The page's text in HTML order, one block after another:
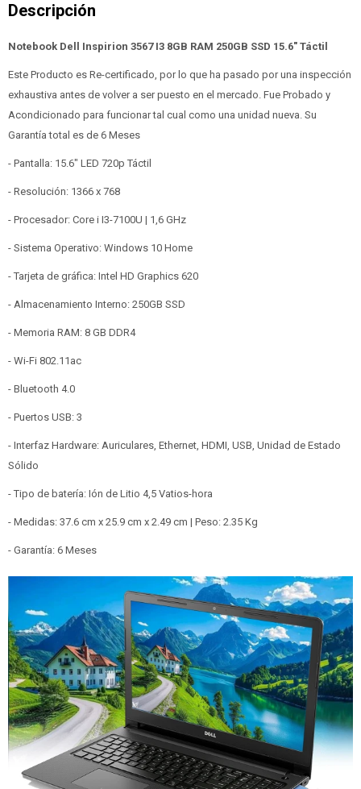
Notebook Dell Inspirion 3567 I3 8GB RAM 250GB SSD 15.6" Táctil
Este Producto es Re-certificado, por lo que ha pasado por una inspección
exhaustiva antes de volver a ser puesto en el mercado. Fue Probado y
Acondicionado para funcionar tal cual como una unidad nueva. Su
Garantía total es de 6 Meses
- Pantalla: 15.6" LED 720p Táctil
- Resolución: 1366 x 768
- Procesador: Core i I3-7100U | 1,6 GHz
- Sistema Operativo: Windows 10 Home
- Tarjeta de gráfica: Intel HD Graphics 620
- Almacenamiento Interno: 250GB SSD
- Memoria RAM: 8 GB DDR4
- Wi-Fi 802.11ac
- Bluetooth 4.0
- Puertos USB: 3
- Interfaz Hardware: Auriculares, Ethernet, HDMI, USB, Unidad de Estado
Sólido
- Tipo de batería: Ión de Litio 4,5 Vatios-hora
- Medidas: 37.6 cm x 25.9 cm x 2.49 cm | Peso: 2.35 Kg
- Garantía: 6 Meses